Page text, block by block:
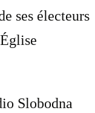
ses électeurs
Slobodna